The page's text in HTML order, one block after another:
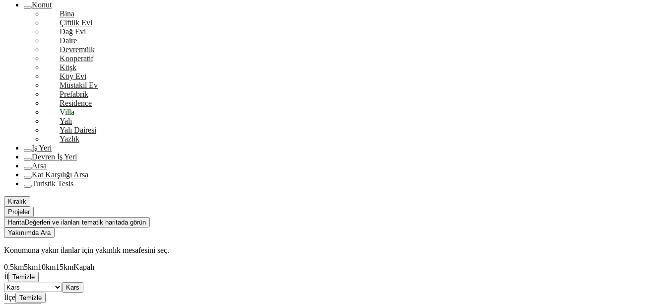
Konut
Bina
Çiftlik Evi
Dağ Evi
Daire
Devremülk
Kooperatif
Köşk
Köy Evi
Müstakil Ev
Prefabrik
Residence
Villa
Yalı
Yalı Dairesi
Yazlık
İş Yeri
Devren İş Yeri
Arsa
Kat Karşılığı Arsa
Turistik Tesis
Kiralık
Projeler
HaritaDeğerleri ve ilanları tematik haritada görün
Yakınımda Ara
Konumuna yakın ilanlar için yakınlık mesafesini seç.
0.5km5km10km15kmKapalı
İl Temizle
Kars
İlçe Temizle